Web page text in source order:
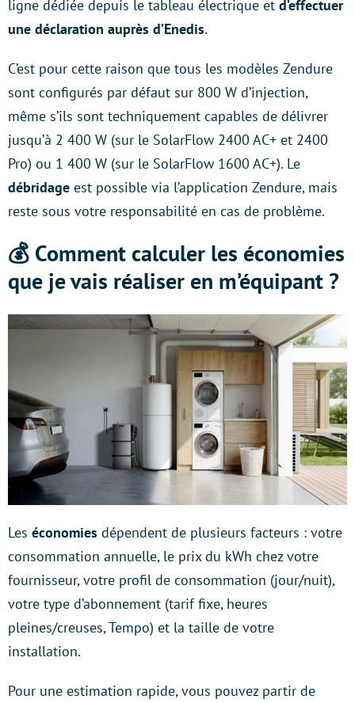
ligne dédiée depuis le tableau électrique et d’effectuer
une déclaration auprès d’Enedis.
C’est pour cette raison que tous les modèles Zendure
sont configurés par défaut sur 800 W d’injection,
même s’ils sont techniquement capables de délivrer
jusqu’à 2 400 W (sur le SolarFlow 2400 AC+ et 2400
Pro) ou 1 400 W (sur le SolarFlow 1600 AC+). Le
débridage est possible via l’application Zendure, mais
reste sous votre responsabilité en cas de problème.
💰 Comment calculer les économies
que je vais réaliser en m’équipant ?
Les économies dépendent de plusieurs facteurs : votre
consommation annuelle, le prix du kWh chez votre
fournisseur, votre profil de consommation (jour/nuit),
votre type d’abonnement (tarif fixe, heures
pleines/creuses, Tempo) et la taille de votre
installation.
Pour une estimation rapide, vous pouvez partir de